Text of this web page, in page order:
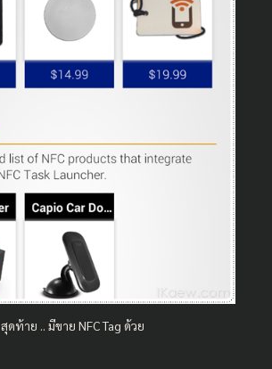
สุดท้าย .. มีขาย NFC Tag ด้วย